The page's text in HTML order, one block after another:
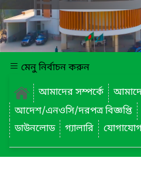
মেনু নির্বাচন করুন
আমাদের সম্পর্কে
আদেশ/এনওসি/দরপত্র বিজ্ঞপ্তি
ডাউনলোড
গ্যালারি